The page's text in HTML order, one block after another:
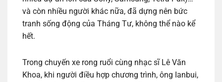
và còn nhiều người khác nữa, đã dựng nên bức
tranh sống động của Tháng Tư, không thể nào kể
hết.
Trong chuyến xe rong ruổi cùng nhạc sĩ Lê Văn
Khoa, khi người điều hợp chương trình, ông Ianbui,